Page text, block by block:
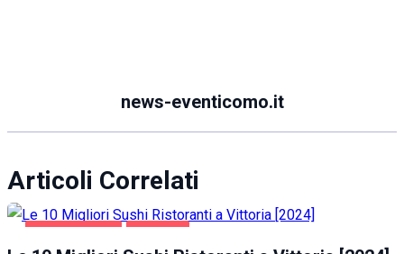
news-eventicomo.it
Articoli Correlati